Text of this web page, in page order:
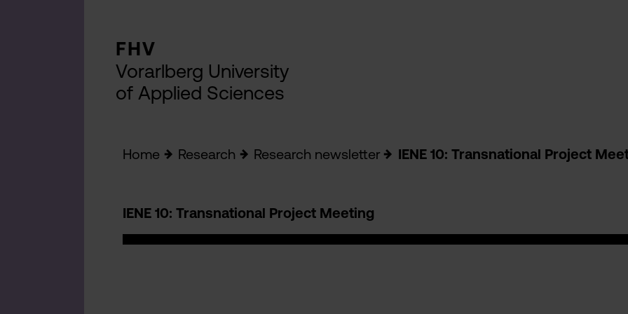
FHV
Vorarlberg University
of Applied Sciences
Home Research Research newsletter IENE 10: Transnational Project
IENE 10: Transnational Project Meeting